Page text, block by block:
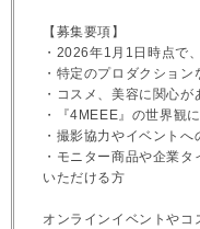
【募集要項】
・2026年1月1日時点で
・特定のプロダクショ
・コスメ、美容に関心が
・『4MEEE』の世界観
・撮影協力やイベント
・モニター商品や企業
いただける方
オンラインイベントやコ